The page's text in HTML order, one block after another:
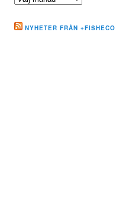
NYHETER FRÅN +FISHECO